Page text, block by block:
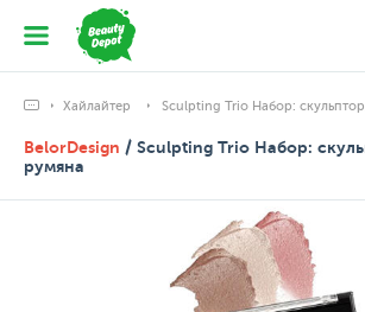
Хайлайтер Sculpting Trio Набор:
BelorDesign / Sculpting Trio Набор:
румяна